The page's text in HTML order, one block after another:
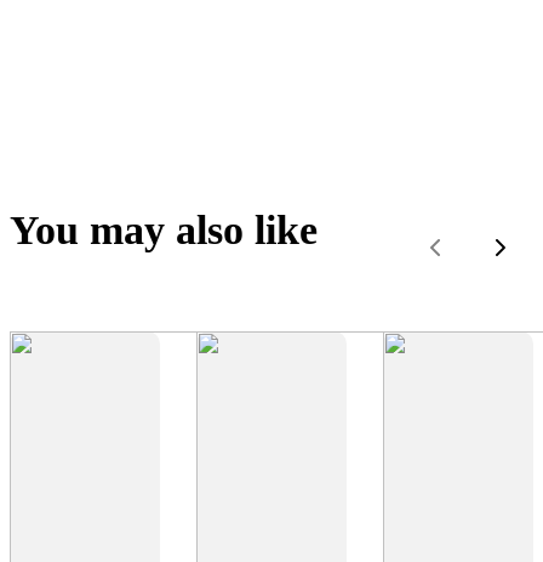
You may also like
PreviousNext